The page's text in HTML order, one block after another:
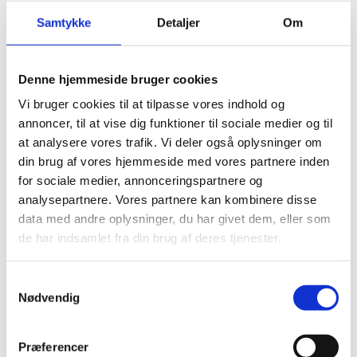
Samtykke Detaljer Om
Denne hjemmeside bruger cookies
Vi bruger cookies til at tilpasse vores indhold og
annoncer, til at vise dig funktioner til sociale medier og til
at analysere vores trafik. Vi deler også oplysninger om
din brug af vores hjemmeside med vores partnere inden
for sociale medier, annonceringspartnere og
analysepartnere. Vores partnere kan kombinere disse
data med andre oplysninger, du har givet dem, eller som
de har indsamlet fra din brug af deres tjenester.
Nødvendig
Præferencer
Hvilke typer af publikationer
omfattes?
videnskabelige artikler og konferencebidrag i
tidsskrifter og proceedings med ISSN.
Kravet om parallelpublicering omfatter således ikke:
videnskabelige monografier
antologier
ph.d.-afhandlinger
doktorafhandlinger
publikationer om patenterede opfindelser
Hvad betyder det for
bevillingshaver?